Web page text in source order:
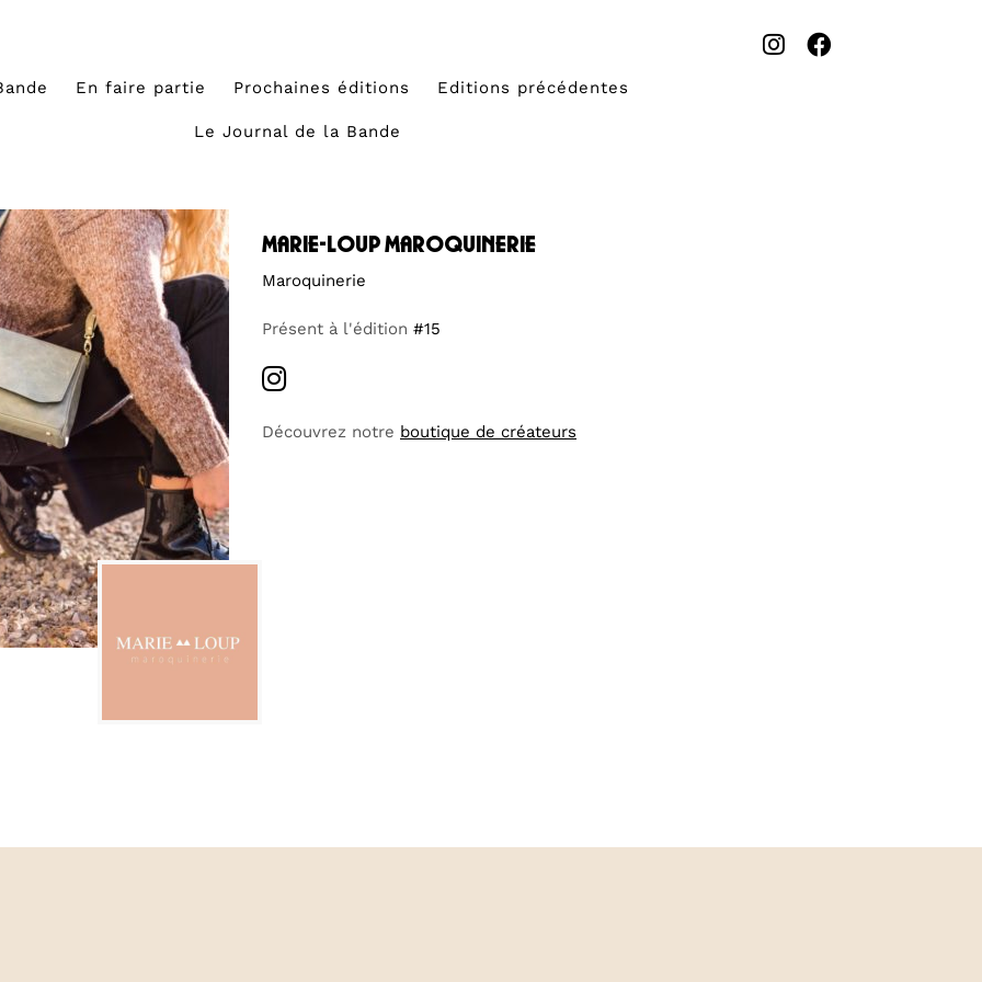
En faire partie Prochaines éditions Editions précédentes
Le Journal de la Bande
marie-loup maroquinerie
Maroquinerie
Présent à l'édition #15
Découvrez notre boutique de créateurs